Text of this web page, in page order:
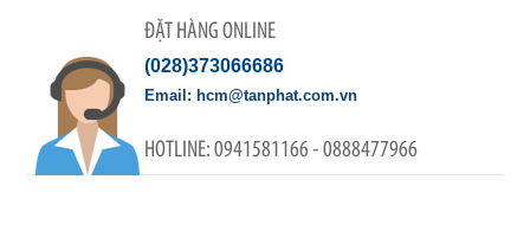
ĐẶT HÀNG ONLINE
(028)373066686
0941581166 - 0888477966
hcm@tanphat.com.vn